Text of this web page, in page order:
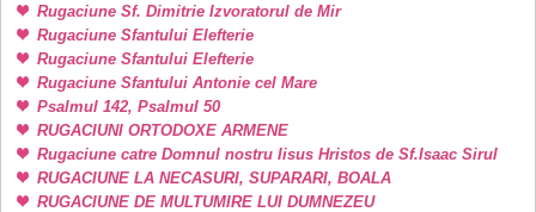
Rugaciune Sf. Dimitrie Izvoratorul de Mir
Rugaciune Sfantului Elefterie
Rugaciune Sfantului Elefterie
Rugaciune Sfantului Antonie cel Mare
Psalmul 142, Psalmul 50
RUGACIUNI ORTODOXE ARMENE
Rugaciune catre Domnul nostru Iisus Hristos de Sf.Isaac Sirul
RUGACIUNE LA NECASURI, SUPARARI, BOALA
RUGACIUNE DE MULTUMIRE LUI DUMNEZEU